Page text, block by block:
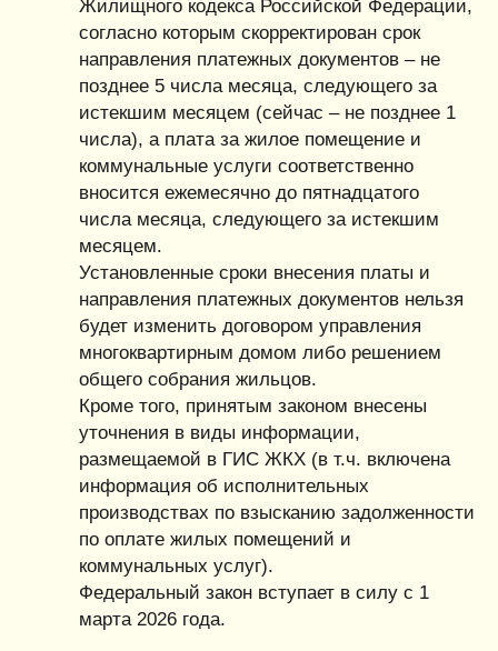
Жилищного кодекса Российской Федерации,
согласно которым скорректирован срок
направления платежных документов – не
позднее 5 числа месяца, следующего за
истекшим месяцем (сейчас – не позднее 1
числа), а плата за жилое помещение и
коммунальные услуги соответственно
вносится ежемесячно до пятнадцатого
числа месяца, следующего за истекшим
месяцем.
Установленные сроки внесения платы и
направления платежных документов нельзя
будет изменить договором управления
многоквартирным домом либо решением
общего собрания жильцов.
Кроме того, принятым законом внесены
уточнения в виды информации,
размещаемой в ГИС ЖКХ (в т.ч. включена
информация об исполнительных
производствах по взысканию задолженности
по оплате жилых помещений и
коммунальных услуг).
Федеральный закон вступает в силу с 1
марта 2026 года.